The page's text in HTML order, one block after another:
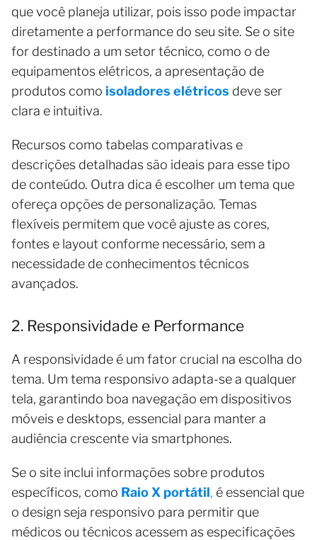
que você planeja utilizar, pois isso pode impactar
diretamente a performance do seu site. Se o site
for destinado a um setor técnico, como o de
equipamentos elétricos, a apresentação de
produtos como isoladores elétricos deve ser
clara e intuitiva.
Recursos como tabelas comparativas e
descrições detalhadas são ideais para esse tipo
de conteúdo. Outra dica é escolher um tema que
ofereça opções de personalização. Temas
flexíveis permitem que você ajuste as cores,
fontes e layout conforme necessário, sem a
necessidade de conhecimentos técnicos
avançados.
2. Responsividade e Performance
A responsividade é um fator crucial na escolha do
tema. Um tema responsivo adapta-se a qualquer
tela, garantindo boa navegação em dispositivos
móveis e desktops, essencial para manter a
audiência crescente via smartphones.
Se o site inclui informações sobre produtos
específicos, como Raio X portátil, é essencial que
o design seja responsivo para permitir que
médicos ou técnicos acessem as especificações